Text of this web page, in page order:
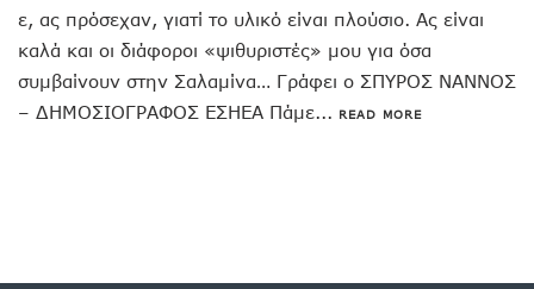
ε, ας πρόσεχαν, γιατί το υλικό είναι πλούσιο. Ας είναι
καλά και οι διάφοροι «ψιθυριστές» μου για όσα
συμβαίνουν στην Σαλαμίνα… Γράφει ο ΣΠΥΡΟΣ ΝΑΝΝΟΣ
– ΔΗΜΟΣΙΟΓΡΑΦΟΣ ΕΣΗΕΑ Πάμε... READ MORE